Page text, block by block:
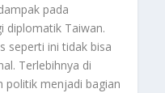
pada
diplomatik Taiwan.
seperti ini tidak bisa
Terlebihnya di
politik menjadi bagian